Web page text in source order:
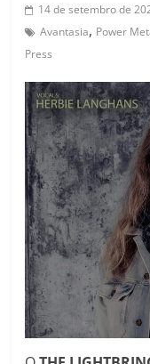
14 de setembro de
Avantasia, Power
Press